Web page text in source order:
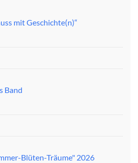
mit Geschichte(n)“
Band
Blüten-Träume" 2026